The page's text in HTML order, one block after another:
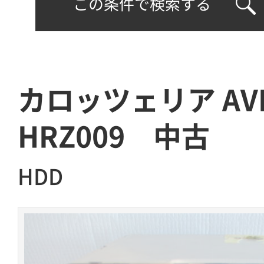
この条件で検索する
カロッツェリア
HRZ009 中古
HDD